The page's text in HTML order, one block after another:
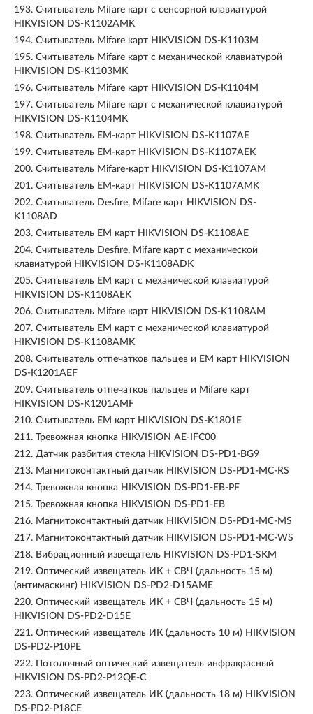
193. Считыватель Mifare карт с сенсорной клавиатурой
HIKVISION DS-K1102AMK
194. Считыватель Mifare карт HIKVISION DS-K1103M
195. Считыватель Mifare карт с механической клавиатурой
HIKVISION DS-K1103MK
196. Считыватель Mifare карт HIKVISION DS-K1104M
197. Считыватель Mifare карт с механической клавиатурой
HIKVISION DS-K1104MK
198. Считыватель EM-карт HIKVISION DS-K1107AE
199. Считыватель EM-карт HIKVISION DS-K1107AEK
200. Считыватель Mifare-карт HIKVISION DS-K1107AM
201. Считыватель EM-карт HIKVISION DS-K1107AMK
202. Считыватель Desfire, Mifare карт HIKVISION DS-
K1108AD
203. Считыватель EM карт HIKVISION DS-K1108AE
204. Считыватель Desfire, Mifare карт с механической
клавиатурой HIKVISION DS-K1108ADK
205. Считыватель EM карт с механической клавиатурой
HIKVISION DS-K1108AEK
206. Считыватель Mifare карт HIKVISION DS-K1108AM
207. Считыватель EM карт с механической клавиатурой
HIKVISION DS-K1108AMK
208. Считыватель отпечатков пальцев и EM карт HIKVISION
DS-K1201AEF
209. Считыватель отпечатков пальцев и Mifare карт
HIKVISION DS-K1201AMF
210. Считыватель EM карт HIKVISION DS-K1801E
211. Тревожная кнопка HIKVISION AE-IFC00
212. Датчик разбития стекла HIKVISION DS-PD1-BG9
213. Магнитоконтактный датчик HIKVISION DS-PD1-MC-RS
214. Тревожная кнопка HIKVISION DS-PD1-EB-PF
215. Тревожная кнопка HIKVISION DS-PD1-EB
216. Магнитоконтактный датчик HIKVISION DS-PD1-MC-MS
217. Магнитоконтактный датчик HIKVISION DS-PD1-MC-WS
218. Вибрационный извещатель HIKVISION DS-PD1-SKM
219. Оптический извещатель ИК + СВЧ (дальность 15 м)
(антимаскинг) HIKVISION DS-PD2-D15AME
220. Оптический извещатель ИК + СВЧ (дальность 15 м)
HIKVISION DS-PD2-D15E
221. Оптический извещатель ИК (дальность 10 м) HIKVISION
DS-PD2-P10PE
222.
Потолочный оптический извещатель инфракрасный
HIKVISION DS-PD2-P12QE-C
223. Оптический извещатель ИК (дальность 18 м) HIKVISION
DS-PD2-P18CE